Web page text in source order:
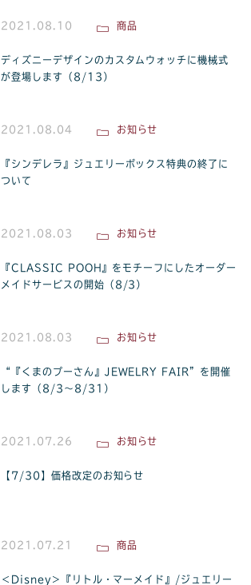
2021.08.10 商品
ディズニーデザインのカスタムウォッチに機械式
が登場します（8/13）
2021.08.04 お知らせ
『シンデレラ』ジュエリーボックス特典の終了に
ついて
2021.08.03 お知らせ
『CLASSIC POOH』をモチーフにしたオーダー
メイドサービスの開始（8/3）
2021.08.03 お知らせ
“『くまのプーさん』JEWELRY FAIR”を開催
します（8/3～8/31）
2021.07.26 お知らせ
【7/30】価格改定のお知らせ
2021.07.21 商品
＜Disney＞『リトル・マーメイド』/ジュエリー